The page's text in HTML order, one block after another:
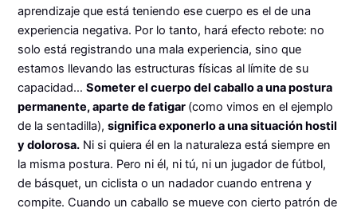
aprendizaje que está teniendo ese cuerpo es el de una
experiencia negativa. Por lo tanto, hará efecto rebote: no
solo está registrando una mala experiencia, sino que
estamos llevando las estructuras físicas al límite de su
capacidad…Someter el cuerpo del caballo a una postura
permanente, aparte de fatigar (como vimos en el ejemplo
de la sentadilla),significa exponerlo a una situación hostil
y dolorosa. Ni si quiera él en la naturaleza está siempre en
la misma postura. Pero ni él, ni tú, ni un jugador de fútbol,
de básquet, un ciclista o un nadador cuando entrena y
compite. Cuando un caballo se mueve con cierto patrón de